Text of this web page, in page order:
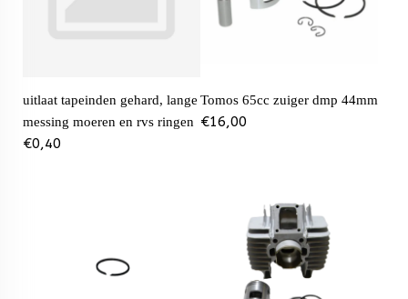
uitlaat tapeinden gehard, lange
messing moeren en rvs ringen
€0,40
Tomos 65cc zuiger dmp 44mm
€16,00